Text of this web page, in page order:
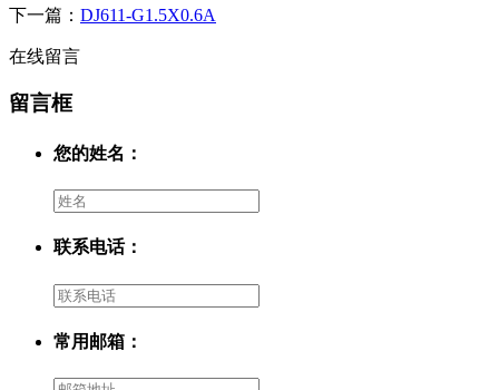
下一篇： DJ611-G1.5X0.6A
在线留言
留言框
您的姓名：
联系电话：
常用邮箱：